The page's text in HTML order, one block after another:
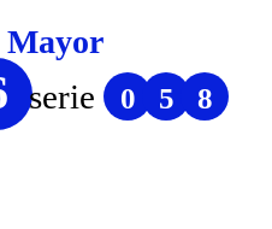
Mayor
serie 0 5 8